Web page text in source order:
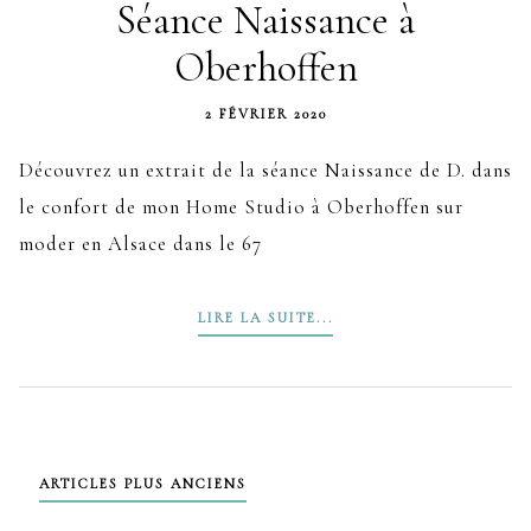
Séance Naissance à
Oberhoffen
2 FÉVRIER 2020
Découvrez un extrait de la séance Naissance de D. dans
le confort de mon Home Studio à Oberhoffen sur
moder en Alsace dans le 67
LIRE LA SUITE...
Navigation
ARTICLES PLUS ANCIENS